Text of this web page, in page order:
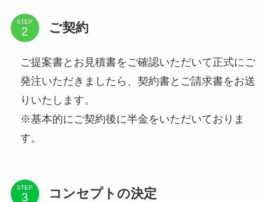
STEP ご契約
ご提案書とお見積書をご確認いただいて正式にご
発注いただきましたら、契約書とご請求書をお送
りいたします。
※基本的にご契約後に半金をいただいておりま
す。
STEP コンセプトの決定